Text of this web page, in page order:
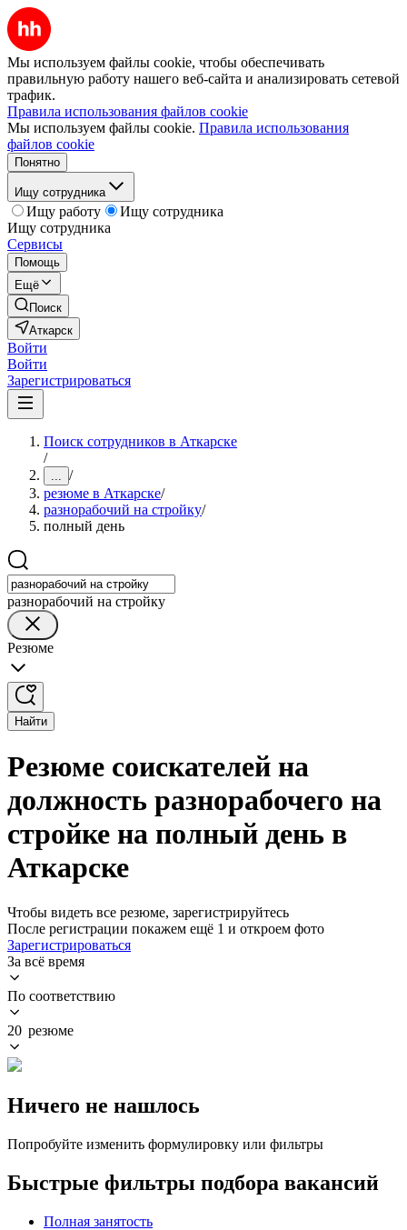
Мы используем файлы cookie, чтобы обеспечивать
правильную работу нашего веб-сайта и анализировать сетевой
трафик.
Правила использования файлов cookie
Мы используем файлы cookie. Правила использования
файлов cookie
Понятно
Ищу сотрудника
Ищу работу
Ищу сотрудника
Ищу сотрудника
Сервисы
Помощь
Ещё
Поиск
Аткарск
Войти
Войти
Зарегистрироваться
Поиск сотрудников в Аткарске
/
... /
резюме в Аткарске/
разнорабочий на стройку/
полный день
разнорабочий на стройку
Резюме
Найти
Резюме соискателей на
должность разнорабочего на
стройке на полный день в
Аткарске
Чтобы видеть все резюме, зарегистрируйтесь
После регистрации покажем ещё 1 и откроем фото
Зарегистрироваться
За всё время
По соответствию
20 резюме
Ничего не нашлось
Попробуйте изменить формулировку или фильтры
Быстрые фильтры подбора вакансий
Полная занятость